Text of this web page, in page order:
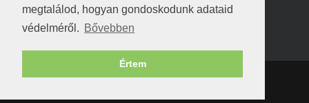
megtalálod, hogyan gondoskodunk adataid
védelméről. Bővebben
Értem
Béke:
!fasza Örültem is nagyon, amikor
Copyright © 1998-2026 v8cars.huT|Szerzői jogok